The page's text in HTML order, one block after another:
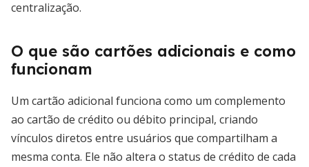
centralização.
O que são cartões adicionais e como
funcionam
Um cartão adicional funciona como um complemento
ao cartão de crédito ou débito principal, criando
vínculos diretos entre usuários que compartilham a
mesma conta. Ele não altera o status de crédito de cada